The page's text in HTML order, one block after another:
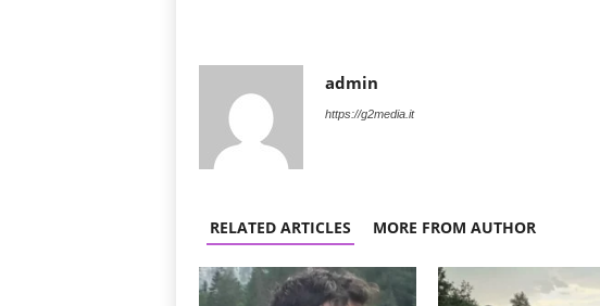
admin
https://g2media.it
RELATED ARTICLES MORE FROM AUTHOR